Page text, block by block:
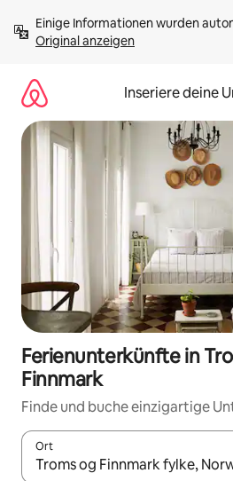
Inhalten
springenOriginal anzeigen
Inseriere deine
Ferienunterkünfte in
Finnmark
Finde und buche einzigartige
Ort
Wenn Ergebnisse verfügbar sind,